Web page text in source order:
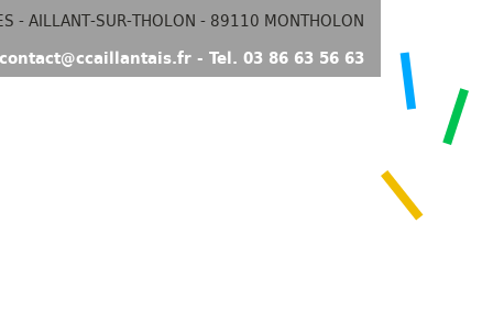
- AILLANT-SUR-THOLON - 89110 MONTHOLON
- Tel. 03 86 63 56 63